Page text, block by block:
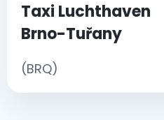
Taxi Luchthaven
Brno-Tuřany
(BRQ)